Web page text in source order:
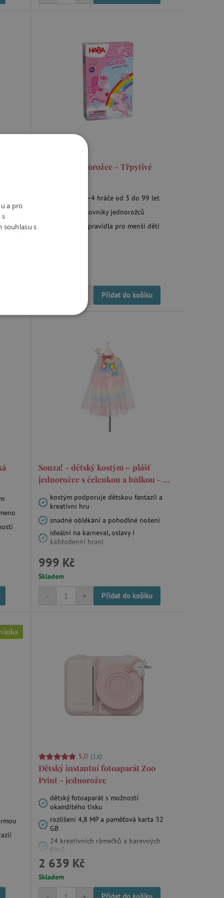
Magický jednorožec - Třpytivé
bingo pro 2–4 hráče od 3 do 99 let
pro malé milovníky jednorožců
jednoduchá pravidla pro menší děti
Přidat do košíku
Souza! - dětský kostým – plášť
jednorožce s čelenkou a hůlkou - 5-
kostým podporuje dětskou fantazii a
kreativní hru
snadné oblékání a pohodlné nošení
ideální na karneval, oslavy i
každodenní hraní
999 Kč
Skladem
+
- Přidat do košíku
5,0 (1x)
Dětský instantní fotoaparát Zoo
Print - jednorožec
dětský fotoaparát s možností
okamžitého tisku
rozlišení 4,8 MP a paměťová karta 32
GB
24 kreativních rámečků a barevných
filtrů
2 639 Kč
Skladem
a pro
s
souhlasu s
Webové stránky nelze
stránek.
souhlasu
požadavky na
cookies.
souhlasu
Cookie-Script.com k
udržování proměnných
mezi lidmi a
bylo možné podávat
mezi lidmi a
bylo možné podávat
stránek.
zajišťuje hledání na
vztahu k Pinterest
soubory cookie
lepivosti založených na
identifikaci zařízení,
aby sledovala používání